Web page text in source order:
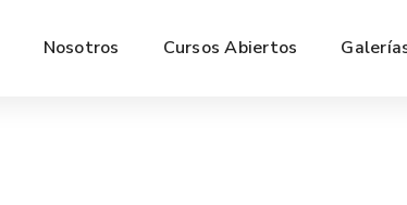
Nosotros Cursos Abiertos